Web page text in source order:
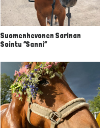
Suomenhevonen Sarinan
Sointu “Sanni”